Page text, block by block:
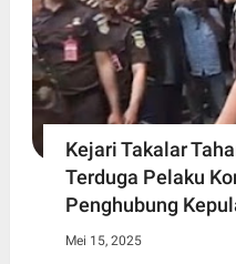
Kejari Takalar
Terduga Pelaku
Penghubung
Mei 15, 2025